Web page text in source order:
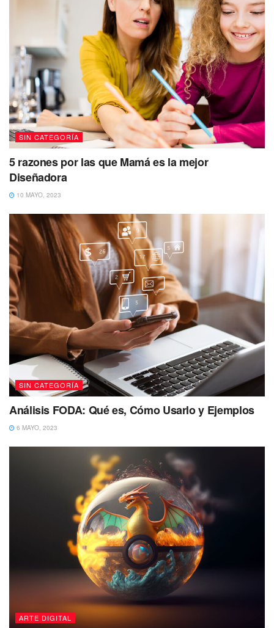
SIN CATEGORÍA
5 razones por las que Mamá es la mejor
Diseñadora
10 MAYO, 2023
SIN CATEGORÍA
Análisis FODA: Qué es, Cómo Usarlo y Ejemplos
6 MAYO, 2023
ARTE DIGITAL